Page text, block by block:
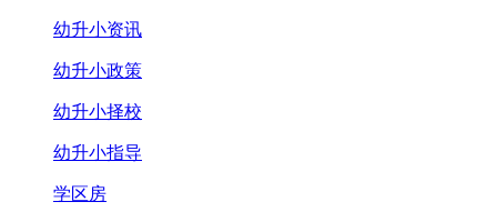
幼升小资讯
幼升小政策
幼升小择校
幼升小指导
学区房